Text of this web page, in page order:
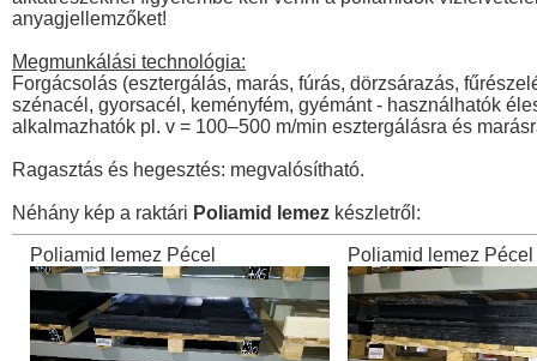
anyagjellemzőket!
Megmunkálási technológia:
Forgácsolás (esztergálás, marás, fúrás, dörzsárazás,
szénacél, gyorsacél, keményfém, gyémánt - használhatók
alkalmazhatók pl. v = 100–500 m/min esztergálásra és
Ragasztás és hegesztés: megvalósítható.
Néhány kép a raktári Poliamid lemez készletről:
Poliamid lemez Pécel Poliamid lemez Pécel